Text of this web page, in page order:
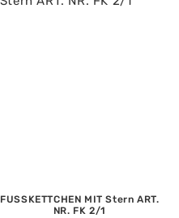
FUSSKETTCHEN MIT Stern ART.
NR. FK 2/1